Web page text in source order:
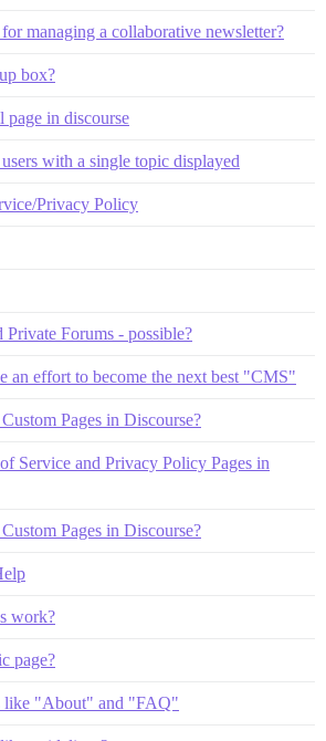
managing a collaborative newsletter?
box?
in discourse
with a single topic displayed
Privacy Policy
Private Forums - possible?
an effort to become the next best "CMS"
Pages in Discourse?
Service and Privacy Policy Pages in
Pages in Discourse?
work?
page?
like "About" and "FAQ"